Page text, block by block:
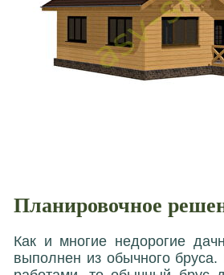
Планировочное
Как и многие недорогие
выполнен из обычного